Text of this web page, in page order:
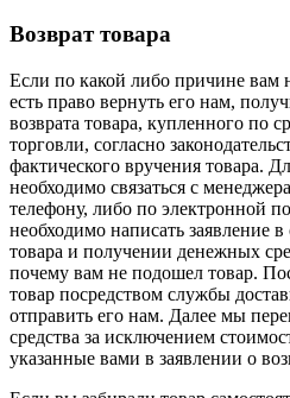
Возврат товара
Если по какой либо причине вам
есть право вернуть его нам,
возврата товара, купленного по
торговли, согласно
фактического вручения товара.
необходимо связаться с
телефону, либо по электронной
необходимо написать заявление
товара и получении денежных
почему вам не подошел товар.
товар посредством службы
отправить его нам. Далее мы
средства за исключением
указанные вами в заявлении о